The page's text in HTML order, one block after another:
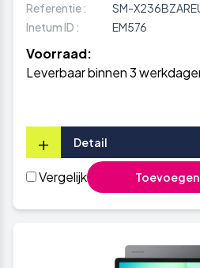
Referentie :
SM-
Inetum ID :
EM576
Voorraad:
Leverbaar binnen 3
+ Detail
Vergelijk Toevoegen